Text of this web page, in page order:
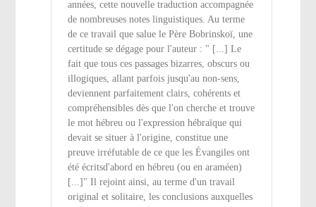
années, cette nouvelle traduction accompagnée
de nombreuses notes linguistiques. Au terme
de ce travail que salue le Père Bobrinskoï, une
certitude se dégage pour l'auteur : " [...] Le
fait que tous ces passages bizarres, obscurs ou
illogiques, allant parfois jusqu'au non-sens,
deviennent parfaitement clairs, cohérents et
compréhensibles dès que l'on cherche et trouve
le mot hébreu ou l'expression hébraïque qui
devait se situer à l'origine, constitue une
preuve irréfutable de ce que les Évangiles ont
été écritsd'abord en hébreu (ou en araméen)
[...]" Il rejoint ainsi, au terme d'un travail
original et solitaire, les conclusions auxquelles